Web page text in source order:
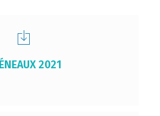
2021